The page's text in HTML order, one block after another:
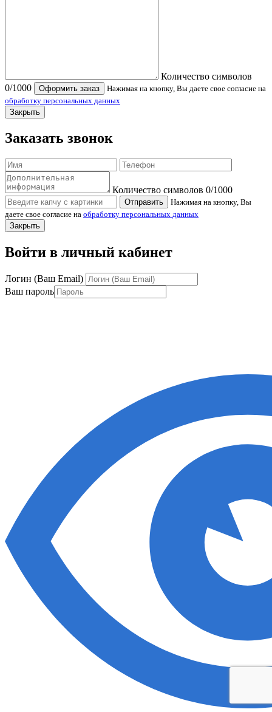
Количество символов
0/1000 Оформить заказ
Нажимая на кнопку, Вы даете свое согласие на
обработку персональных данных
Закрыть
Заказать звонок
Количество символов 0/1000
Отправить
Нажимая на кнопку, Вы
даете свое согласие на обработку персональных данных
Закрыть
Войти в личный кабинет
Логин (Ваш Email)
Ваш пароль